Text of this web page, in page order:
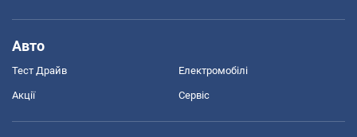
Авто
Тест Драйв Електромобілі
Акції Сервіс